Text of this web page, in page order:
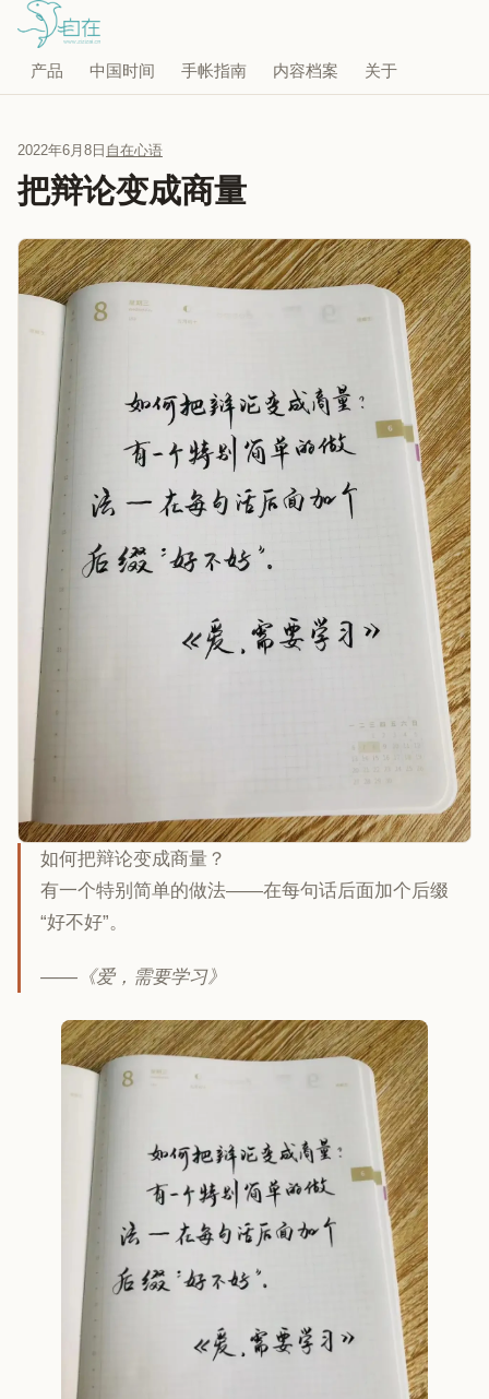
产品 中国时间 手帐指南 内容档案 关于
2022年6月8日 自在心语
把辩论变成商量
如何把辩论变成商量？
有一个特别简单的做法——在每句话后面加个后缀
“好不好”。
——《爱，需要学习》